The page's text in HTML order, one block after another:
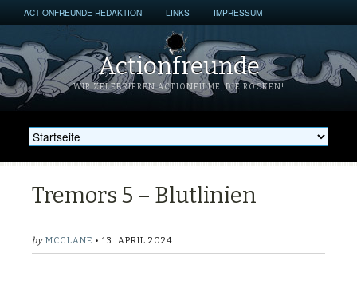
ACTIONFREUNDE REDAKTION LINKS IMPRESSUM
Actionfreunde
WIR ZELEBRIEREN ACTIONFILME, DIE ROCKEN!
Tremors 5 – Blutlinien
by MCCLANE • 13. APRIL 2024